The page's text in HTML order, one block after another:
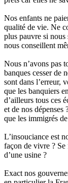
Nos enfants ne
qualité de vie. Ne
plus pauvre si nous
nous conseillent
Nous n’avons pas
banques cesser de
sont dans l’erreur,
que les banquiers
d’ailleurs tous ces
et de nos dépenses
que les immigrés de
L’insouciance est
façon de vivre ?
d’une usine ?
Exact nos